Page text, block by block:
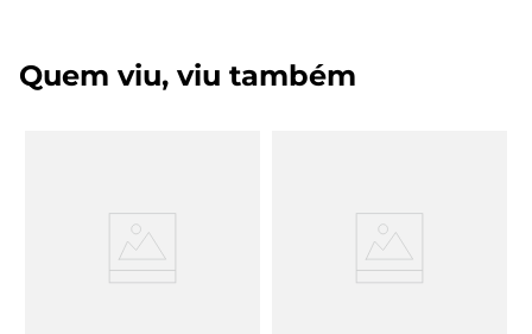
Quem viu, viu também